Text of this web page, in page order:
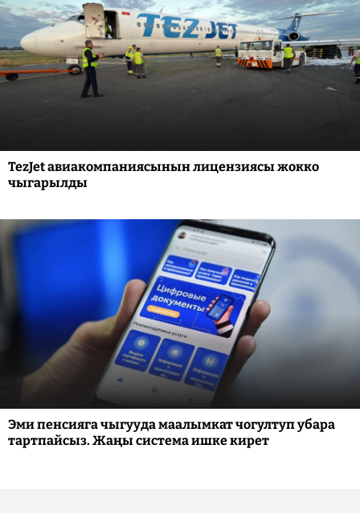
TezJet авиакомпаниясынын лицензиясы жокко
чыгарылды
Эми пенсияга чыгууда маалымкат чогултуп убара
тартпайсыз. Жаңы система ишке кирет